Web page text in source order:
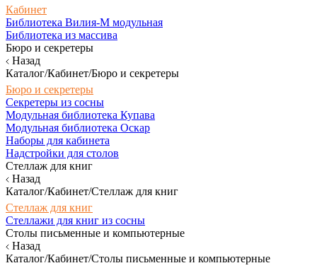
Кабинет
Библиотека Вилия-М модульная
Библиотека из массива
Бюро и секретеры
Назад
Каталог/Кабинет/Бюро и секретеры
Бюро и секретеры
Секретеры из сосны
Модульная библиотека Купава
Модульная библиотека Оскар
Наборы для кабинета
Надстройки для столов
Стеллаж для книг
Назад
Каталог/Кабинет/Стеллаж для книг
Стеллаж для книг
Стеллажи для книг из сосны
Столы письменные и компьютерные
Назад
Каталог/Кабинет/Столы письменные и компьютерные